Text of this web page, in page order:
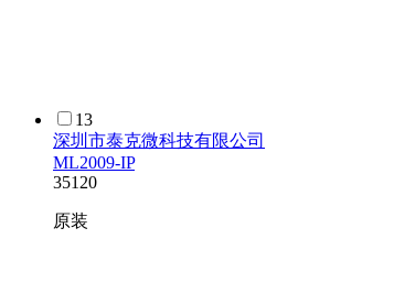
13
深圳市泰克微科技有限公司
ML2009-IP
35120
原装